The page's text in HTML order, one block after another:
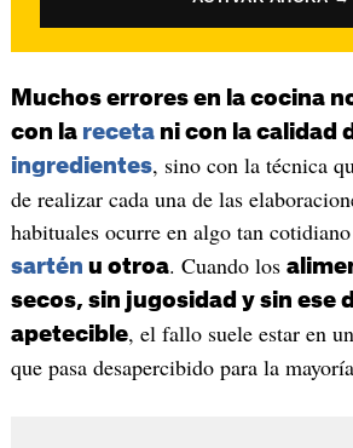
Muchos errores en la cocina
con la recetani con la calidad
ingredientes, sino con la técnica
de realizar cada una de las
habituales ocurre en algo tan
sartén u otroa. Cuando los
secos, sin jugosidad y sin ese
apetecible, el fallo suele estar en
que pasa desapercibido para la